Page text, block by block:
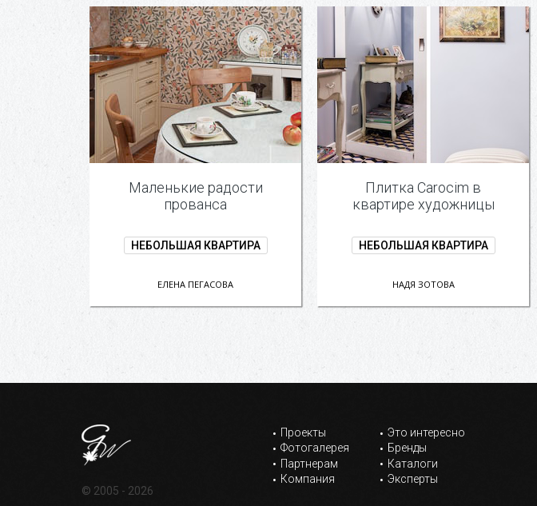
Маленькие радости
прованса
НЕБОЛЬШАЯ КВАРТИРА
ЕЛЕНА ПЕГАСОВА
Плитка Carocim в
квартире художницы
НЕБОЛЬШАЯ КВАРТИРА
НАДЯ ЗОТОВА
© 2005 - 2026
Проекты
Фотогалерея
Партнерам
Компания
Это интересно
Бренды
Каталоги
Эксперты